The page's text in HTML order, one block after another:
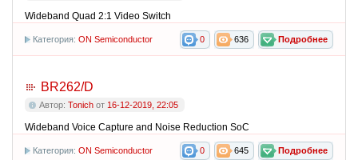
Wideband Quad 2:1 Video Switch
Подробнее
636
0
Категория: ON Semiconductor
BR262/D
Автор: Tonich от 16-12-2019, 22:05
Wideband Voice Capture and Noise Reduction SoC
Подробнее
645
0
Категория: ON Semiconductor